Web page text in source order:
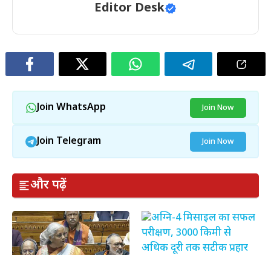
Editor Desk
Join WhatsApp Join Now
Join Telegram Join Now
और पढ़ें